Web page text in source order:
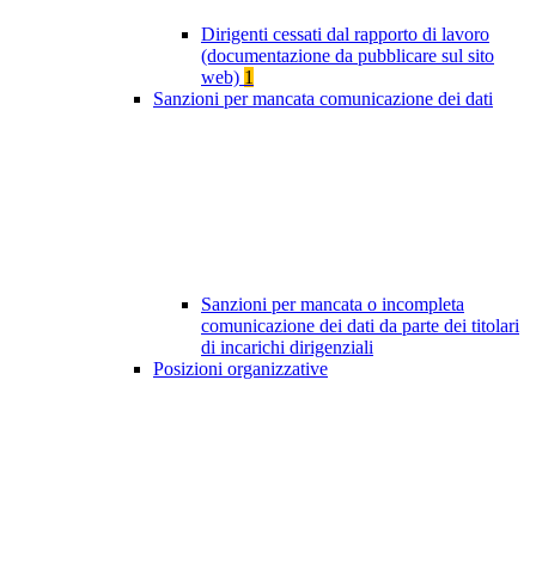
Dirigenti cessati dal rapporto di lavoro
(documentazione da pubblicare sul sito
web) 1
Sanzioni per mancata comunicazione dei dati
Sanzioni per mancata o incompleta
comunicazione dei dati da parte dei titolari
di incarichi dirigenziali
Posizioni organizzative